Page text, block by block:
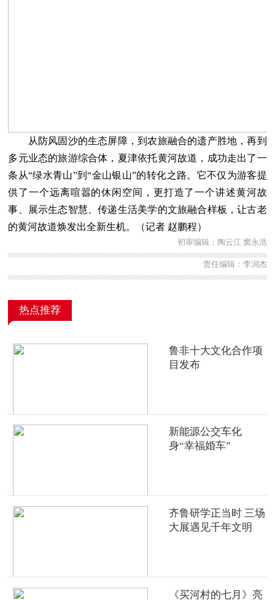
从防风固沙的生态屏障，到农旅融合的遗产胜地，再到
多元业态的旅游综合体，夏津依托黄河故道，成功走出了一
条从“绿水青山”到“金山银山”的转化之路。它不仅为游客提
供了一个远离喧嚣的休闲空间，更打造了一个讲述黄河故
事、展示生态智慧、传递生活美学的文旅融合样板，让古老
的黄河故道焕发出全新生机。（记者 赵鹏程）
初审编辑：陶云江 窦永浩
责任编辑：李润杰
热点推荐
鲁非十大文化合作项
目发布
新能源公交车化
身“幸福婚车”
齐鲁研学正当时 三场
大展遇见千年文明
《买河村的七月》亮